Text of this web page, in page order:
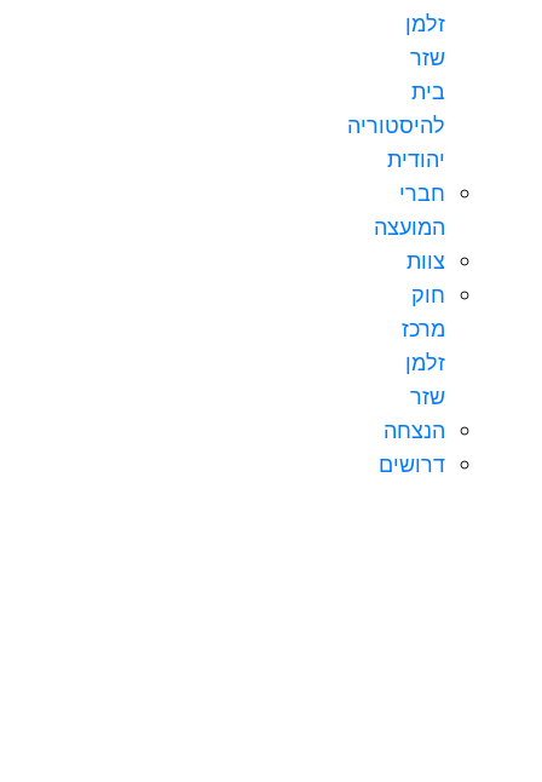
זלמן
שזר
בית
להיסטוריה
יהודית
חברי
המועצה
צוות
חוק
מרכז
זלמן
שזר
הנצחה
דרושים